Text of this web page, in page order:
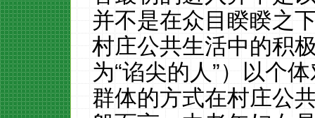
并不是在众目睽睽之
村庄公共生活中的积
为“谄尖的人”）以个
群体的方式在村庄公